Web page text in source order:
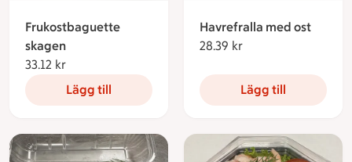
Frukostbaguette
skagen
33.12 kr
Lägg till
Havrefralla med ost
28.39 kr
Lägg till